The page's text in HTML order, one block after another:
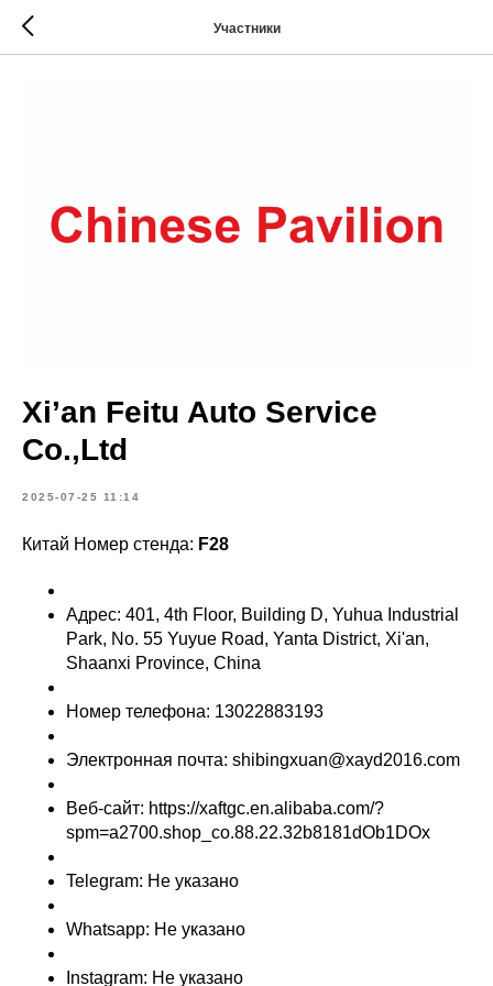
Участники
Xi’an Feitu Auto Service
Co.,Ltd
2025-07-25 11:14
Китай Номер стенда: F28
Адрес: 401, 4th Floor, Building D, Yuhua Industrial
Park, No. 55 Yuyue Road, Yanta District, Xi'an,
Shaanxi Province, China
Номер телефона: 13022883193
Электронная почта: shibingxuan@xayd2016.com
Веб-сайт: https://xaftgc.en.alibaba.com/?
spm=a2700.shop_co.88.22.32b8181dOb1DOx
Telegram: Не указано
Whatsapp: Не указано
Instagram: Не указано